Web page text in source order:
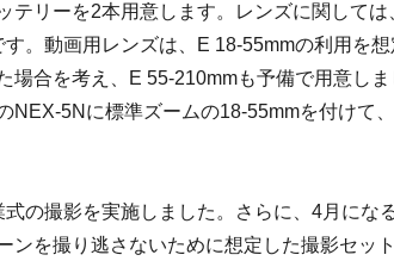
テリーを2本用意します。レンズに関して
。動画用レンズは、E 18-55mmの利用を
場合を考え、E 55-210mmも予備で用意し
NEX-5Nに標準ズームの18-55mmを付けて
の撮影を実施しました。さらに、4月にな
ンを撮り逃さないために想定した撮影セッ